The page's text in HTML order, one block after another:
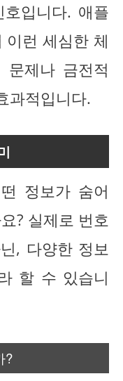
입니다. 애플
이런 세심한 체
제나 금전적
과적입니다.
정보가 숨어
? 실제로 번호
, 다양한 정보
할 수 있습니
?